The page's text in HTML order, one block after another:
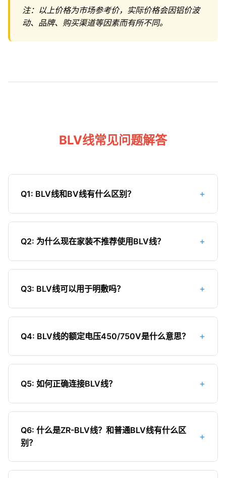
注：以上价格为市场参考价，实际价格会因铝价波
动、品牌、购买渠道等因素而有所不同。
BLV线常见问题解答
Q1: BLV线和BV线有什么区别？ +
主要区别在于导体材质：BLV线是铝芯，BV线是铜
量更大，使用寿命更长，安全性更高。但BLV线价格
更低，重量更轻。现代家装中，BV线已经基本取代
Q2: 为什么现在家装不推荐使用BLV线？ +
家装不推荐使用BLV线的原因：1）铝的导电性能
容易松动发热；3）铝的机械强度低，容易折断；
4）使用寿命短，一般只有15-20年；5）铝线与铜
度考虑，家装应选择BV线。
Q3: BLV线可以用于明敷吗？ +
BLV线理论上可以明敷，但不推荐。明敷时建议使用
层，明敷容易受到机械损伤和老化。如果必须明敷
BLV线，应加保护套管并避免阳光直射。
Q4: BLV线的额定电压450/750V是什么意思？ +
450/750V表示电线的额定电压范围，其中450V是
压）。这意味着BLV线可以用于电压不超过750V的
交流电路中，适用于我们日常的220V（相电压）和
Q5: 如何正确连接BLV线？ +
BLV线连接需要特别注意防止氧化：1）连接处必须
做抗氧化处理，可以使用专用的抗氧化剂；2）多股
铝线必须烫锡；3）使用铜铝过渡接头或端子；4）
直接连接；6）铝线接头处应定期检查，发现松动或
Q6: 什么是ZR-BLV线？和普通BLV线有什么区
别？
+
ZR-BLV是阻燃型BLV线，其绝缘材料添加了阻燃